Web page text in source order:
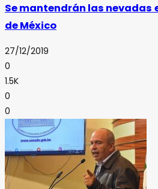
Se mantendrán las nevadas
de México
27/12/2019
0
1.5K
0
0